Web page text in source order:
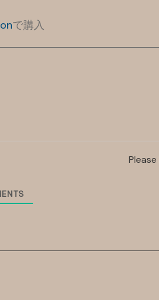
で購入